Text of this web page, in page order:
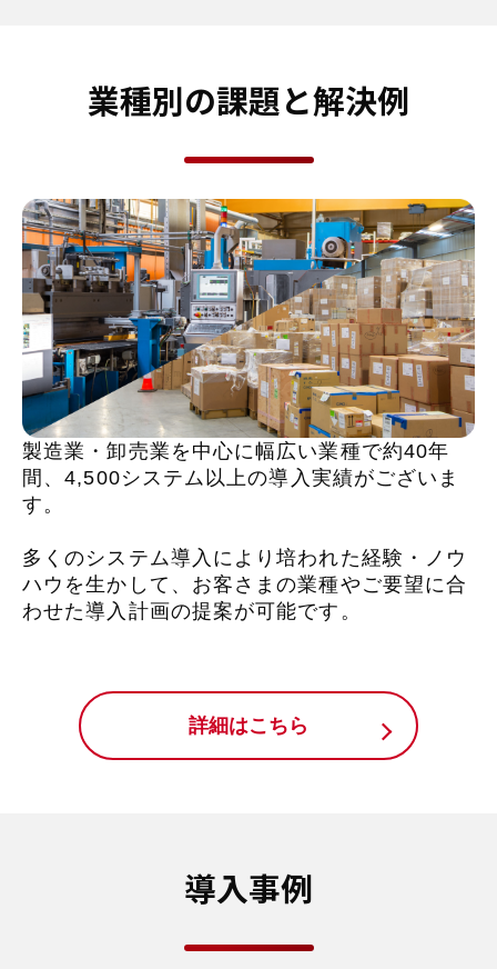
業種別の課題と解決例
製造業・卸売業を中心に幅広い業種で約40年
間、4,500システム以上の導入実績がございま
す。
多くのシステム導入により培われた経験・ノウ
ハウを生かして、お客さまの業種やご要望に合
わせた導入計画の提案が可能です。
詳細はこちら
導入事例